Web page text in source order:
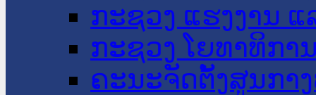
ກະຊວງ ແຮງງານ
ກະຊວງ ໂຍທາທິກາ
ຄະນະຈັດຕັ້ງສູນກາ